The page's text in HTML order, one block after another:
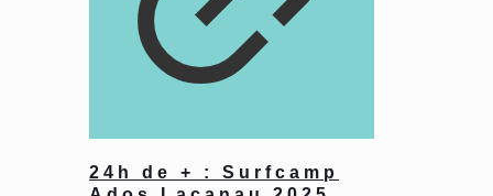
24h de + : Surfcamp